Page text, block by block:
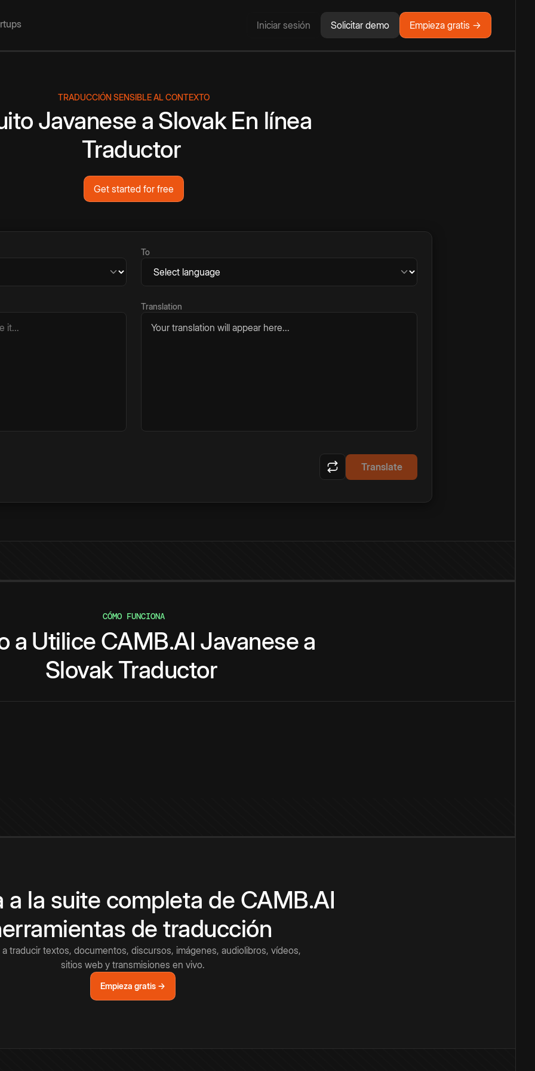
Iniciar sesión Solicitar demo Empieza gratis →
TRADUCCIÓN SENSIBLE AL CONTEXTO
Javanese a SlovakEn línea
Traductor
Get started for free
To
Translation
Your translation will appear here...
Translate
CÓMO FUNCIONA
a Utilice CAMB.AI Javanesea
SlovakTraductor
a la suite completa de CAMB.AI
de traducción
a traducir textos, documentos, discursos, imágenes, audiolibros, vídeos,
sitios web y transmisiones en vivo.
Empieza gratis →